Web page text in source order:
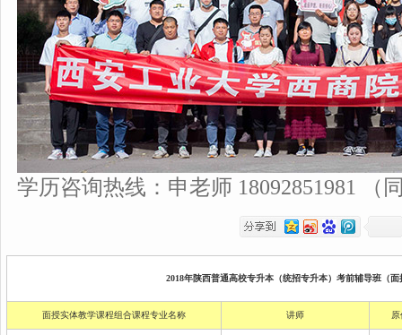
学历咨询热线：申老师 18092851981 （
2018年陕西普通高校专升本（统招专升本）考前辅导班（
面授实体教学课程组合课程专业名称 讲师